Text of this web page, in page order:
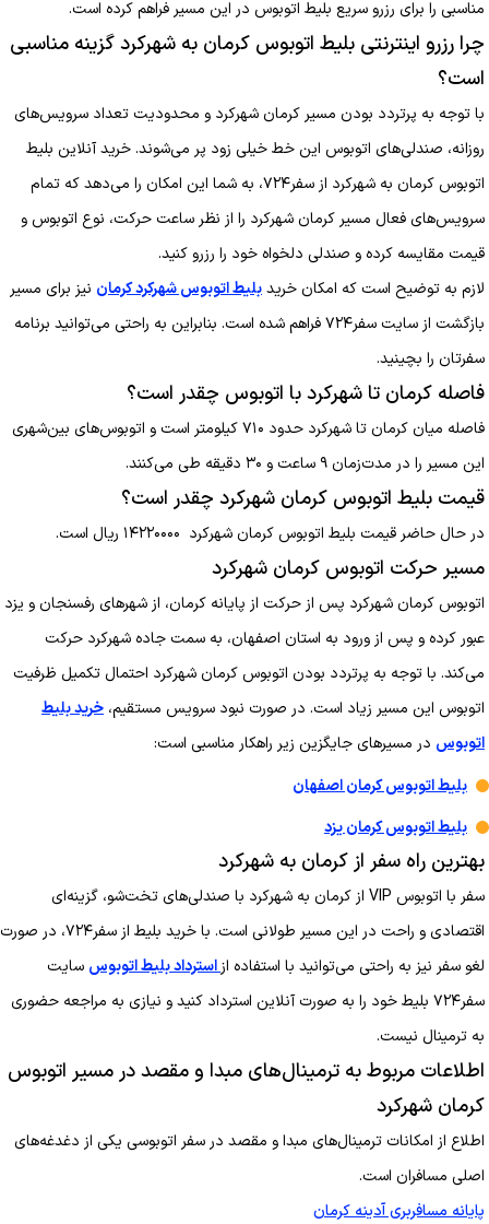
مناسبی را برای رزرو سریع بلیط اتوبوس در این مسیر فراهم کرده است.
چرا رزرو اینترنتی بلیط اتوبوس کرمان به شهرکرد گزینه مناسبی
است؟
با توجه به پرتردد بودن مسیر کرمان شهرکرد و محدودیت تعداد سرویس‌های
روزانه، صندلی‌های اتوبوس این خط خیلی زود پر می‌شوند. خرید آنلاین بلیط
اتوبوس کرمان به شهرکرد از سفر۷۲۴، به شما این امکان را می‌دهد که تمام
سرویس‌های فعال مسیر کرمان شهرکرد را از نظر ساعت حرکت، نوع اتوبوس و
قیمت مقایسه کرده و صندلی دلخواه خود را رزرو کنید.
لازم به توضیح است که امکان خریدبلیط اتوبوس شهرکرد کرمان نیز برای مسیر
بازگشت از سایت سفر۷۲۴ فراهم شده است. بنابراین به راحتی می‌توانید برنامه
سفرتان را بچینید.
فاصله کرمان تا شهرکرد با اتوبوس چقدر است؟
فاصله میان کرمان تا شهرکرد حدود ۷۱۰ کیلومتر است و اتوبوس‌های بین‌شهری
این مسیر را در مدت‌زمان ۹ ساعت و ۳۰ دقیقه طی می‌کنند.
قیمت بلیط اتوبوس کرمان شهرکرد چقدر است؟
در حال حاضر قیمت بلیط اتوبوس کرمان شهرکرد ۱۴۲۲۰۰۰۰ ریال است.
مسیر حرکت اتوبوس کرمان شهرکرد
اتوبوس کرمان شهرکرد پس از حرکت از پایانه کرمان، از شهرهای رفسنجان و یزد
عبور کرده و پس از ورود به استان اصفهان، به سمت جاده شهرکرد حرکت
می‌کند. با توجه به پرتردد بودن اتوبوس کرمان شهرکرد احتمال تکمیل ظرفیت
اتوبوس این مسیر زیاد است. در صورت نبود سرویس مستقیم، خرید بلیط
اتوبوس در مسیرهای جایگزین زیر راهکار مناسبی است:
بلیط اتوبوس کرمان اصفهان
بلیط اتوبوس کرمان یزد
بهترین راه سفر از کرمان به شهرکرد
سفر با اتوبوس VIP از کرمان به شهرکرد با صندلی‌های تخت‌شو، گزینه‌ای
اقتصادی و راحت در این مسیر طولانی است. با خرید بلیط از سفر۷۲۴، در صورت
لغو سفر نیز به راحتی می‌توانید با استفاده ازاسترداد بلیط اتوبوس سایت
سفر۷۲۴ بلیط خود را به صورت آنلاین استرداد کنید و نیازی به مراجعه حضوری
به ترمینال نیست.
اطلاعات مربوط به ترمینال‌های مبدا و مقصد در مسیر اتوبوس
کرمان شهرکرد
اطلاع از امکانات ترمینال‌های مبدا و مقصد در سفر اتوبوسی یکی از دغدغه‌های
اصلی مسافران است.
پایانه مسافربری آدینه کرمان